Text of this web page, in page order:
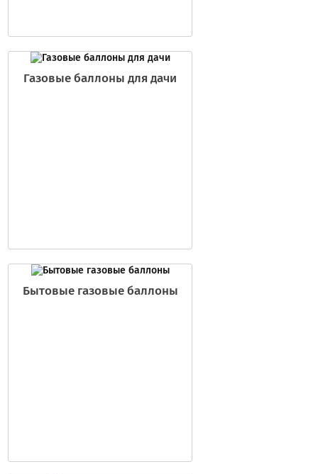
Газовые баллоны для дачи
Бытовые газовые баллоны